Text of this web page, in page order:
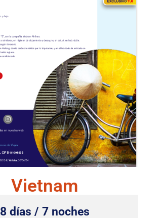
Vietnam
8 días / 7 noches